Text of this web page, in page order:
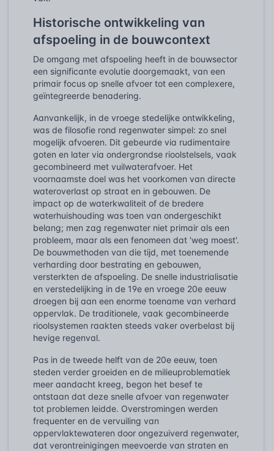
Historische ontwikkeling van
afspoeling in de bouwcontext
De omgang met afspoeling heeft in de bouwsector
een significante evolutie doorgemaakt, van een
primair focus op snelle afvoer tot een complexere,
geïntegreerde benadering.
Aanvankelijk, in de vroege stedelijke ontwikkeling,
was de filosofie rond regenwater simpel: zo snel
mogelijk afvoeren. Dit gebeurde via rudimentaire
goten en later via ondergrondse rioolstelsels, vaak
gecombineerd met vuilwaterafvoer. Het
voornaamste doel was het voorkomen van directe
wateroverlast op straat en in gebouwen. De
impact op de waterkwaliteit of de bredere
waterhuishouding was toen van ondergeschikt
belang; men zag regenwater niet primair als een
probleem, maar als een fenomeen dat 'weg moest'.
De bouwmethoden van die tijd, met toenemende
verharding door bestrating en gebouwen,
versterkten de afspoeling. De snelle industrialisatie
en verstedelijking in de 19e en vroege 20e eeuw
droegen bij aan een enorme toename van verhard
oppervlak. De traditionele, vaak gecombineerde
rioolsystemen raakten steeds vaker overbelast bij
hevige regenval.
Pas in de tweede helft van de 20e eeuw, toen
steden verder groeiden en de milieuproblematiek
meer aandacht kreeg, begon het besef te
ontstaan dat deze snelle afvoer van regenwater
tot problemen leidde. Overstromingen werden
frequenter en de vervuiling van
oppervlaktewateren door ongezuiverd regenwater,
dat verontreinigingen meevoerde van straten en